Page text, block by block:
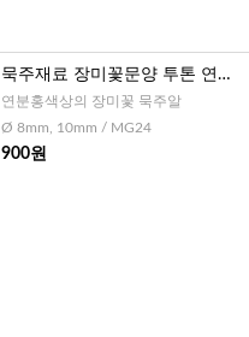
묵주재료 장미꽃문양 투톤 연분
홍 - 8mm/10mm
연분홍색상의 장미꽃 묵주알
Ø 8mm, 10mm / MG24
900원